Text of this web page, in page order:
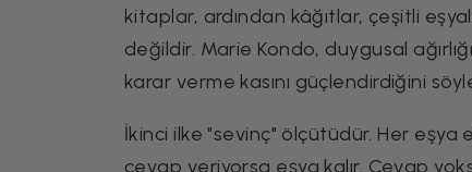
kitaplar, ardından kâğıtlar, çeşitli
değildir. Marie Kondo, duygusal
karar verme kasını güçlendirdiğini
İkinci ilke "sevinç" ölçütüdür. Her eşya
cevap veriyorsa eşya kalır. Cevap